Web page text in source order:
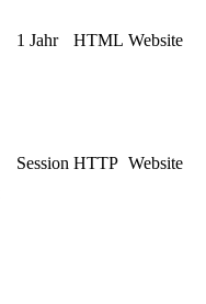
1 Jahr HTML Website
Session HTTP Website